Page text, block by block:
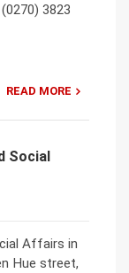
3823
READ MORE
Social
Affairs in
Hue street,